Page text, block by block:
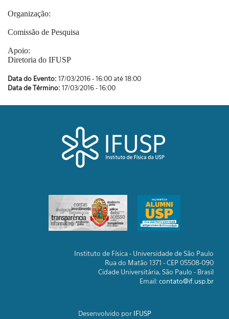
Organização:
Comissão de Pesquisa
Apoio:
Diretoria do IFUSP
Data do Evento: 17/03/2016 -16:00até18:00
Data de Término: 17/03/2016 - 16:00
Instituto de Física - Universidade de São Paulo
Rua do Matão 1371 - CEP 05508-090
Cidade Universitária, São Paulo - Brasil
Email:contato@if.usp.br
Desenvolvido por IFUSP